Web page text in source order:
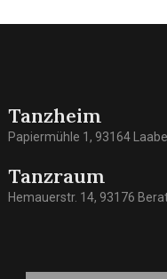
Tanzheim
Papiermühle 1, 93164
Tanzraum
Hemauerstr. 14, 93176